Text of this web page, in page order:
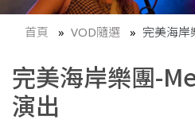
首頁 VOD隨選 完美海
完美海岸樂團-
演出